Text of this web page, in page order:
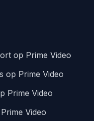
op Prime Video
op Prime Video
Prime Video
Video